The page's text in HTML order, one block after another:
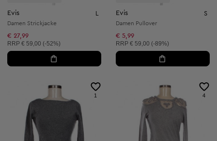
Evis L
Damen Strickjacke
€ 27,99
Unverbindliche Preisempfehlung:
RRP € 59,00 (-52%)
Evis S
Damen Pullover
€ 5,99
Unverbindliche Preisempfehlung:
RRP € 59,00 (-89%)
1 4